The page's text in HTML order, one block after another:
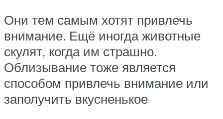
Они тем самым хотят привлечь
внимание. Ещё иногда животные
скулят, когда им страшно.
Облизывание тоже является
способом привлечь внимание или
заполучить вкусненькое